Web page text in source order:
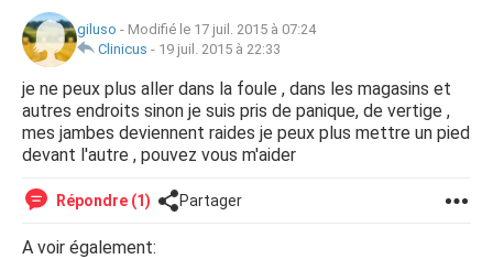
giluso - Modifié le 17 juil. 2015 à 07:24
Clinicus - 19 juil. 2015 à 22:33
je ne peux plus aller dans la foule , dans les magasins et
autres endroits sinon je suis pris de panique, de vertige ,
mes jambes deviennent raides je peux plus mettre un pied
devant l'autre , pouvez vous m'aider
Répondre (1) Partager
A voir également: